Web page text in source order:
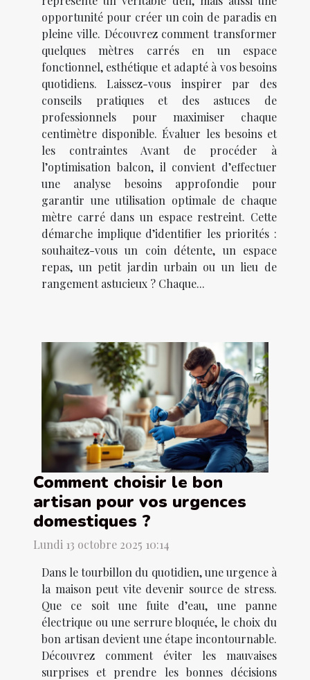
opportunité pour créer un coin de paradis en
pleine ville. Découvrez comment transformer
quelques mètres carrés en un espace
fonctionnel, esthétique et adapté à vos besoins
quotidiens. Laissez-vous inspirer par des
conseils pratiques et des astuces de
professionnels pour maximiser chaque
centimètre disponible. Évaluer les besoins et
les contraintes Avant de procéder à
l’optimisation balcon, il convient d’effectuer
une analyse besoins approfondie pour
garantir une utilisation optimale de chaque
mètre carré dans un espace restreint. Cette
démarche implique d’identifier les priorités :
souhaitez-vous un coin détente, un espace
repas, un petit jardin urbain ou un lieu de
rangement astucieux ? Chaque...
Comment choisir le bon
artisan pour vos urgences
domestiques ?
Lundi 13 octobre 2025 10:14
Dans le tourbillon du quotidien, une urgence à
la maison peut vite devenir source de stress.
Que ce soit une fuite d’eau, une panne
électrique ou une serrure bloquée, le choix du
bon artisan devient une étape incontournable.
Découvrez comment éviter les mauvaises
surprises et prendre les bonnes décisions